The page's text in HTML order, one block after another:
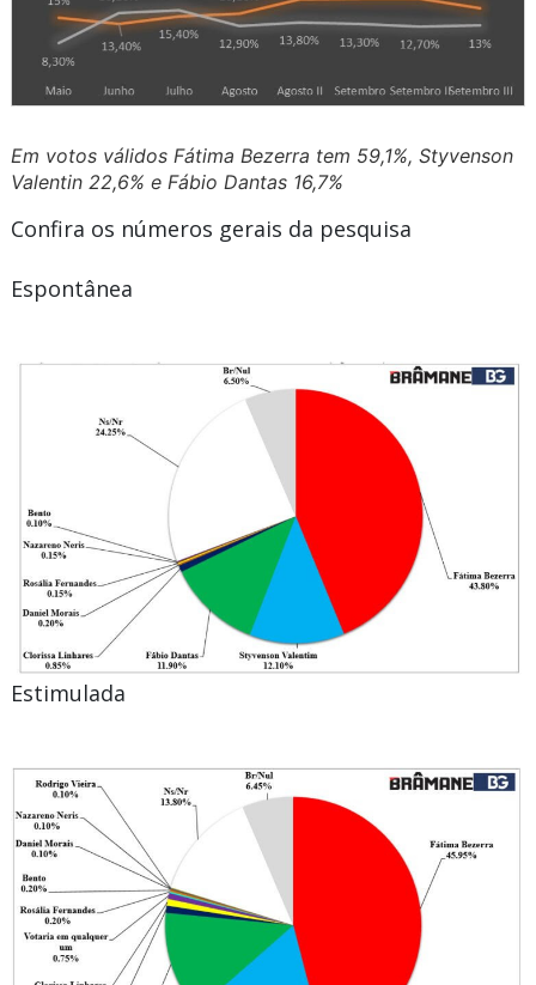
Em votos válidos Fátima Bezerra tem 59,1%, Styvenson
Valentin 22,6% e Fábio Dantas 16,7%
Confira os números gerais da pesquisa
Espontânea
Estimulada